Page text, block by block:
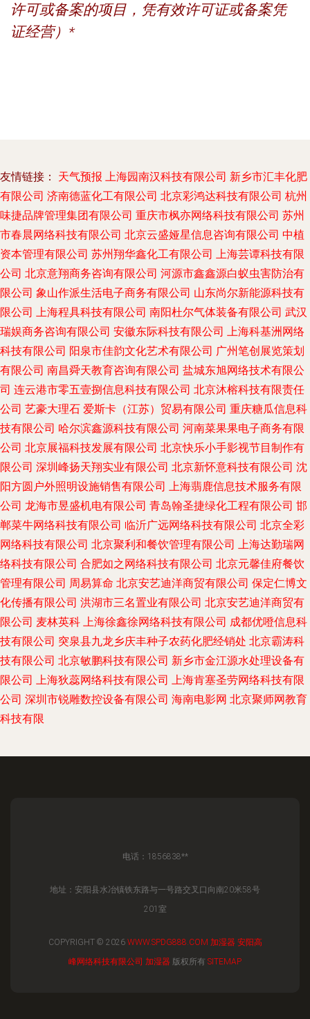
许可或备案的项目，凭有效许可证或备案凭
证经营）*
友情链接： 天气预报 上海园南汉科技有限公司 新乡市汇丰化肥
有限公司 济南德蓝化工有限公司 北京彩鸿达科技有限公司 杭州
味捷品牌管理集团有限公司 重庆市枫亦网络科技有限公司 苏州
市春晨网络科技有限公司 北京云盛娅星信息咨询有限公司 中植
资本管理有限公司 苏州翔华鑫化工有限公司 上海芸谭科技有限
公司 北京意翔商务咨询有限公司 河源市鑫鑫源白蚁虫害防治有
限公司 象山作派生活电子商务有限公司 山东尚尔新能源科技有
限公司 上海程具科技有限公司 南阳杜尔气体装备有限公司 武汉
瑞娱商务咨询有限公司 安徽东际科技有限公司 上海科基洲网络
科技有限公司 阳泉市佳韵文化艺术有限公司 广州笔创展览策划
有限公司 南昌舜天教育咨询有限公司 盐城东旭网络技术有限公
司 连云港市零五壹捌信息科技有限公司 北京沐榕科技有限责任
公司 艺豪大理石 爱斯卡（江苏）贸易有限公司 重庆糖瓜信息科
技有限公司 哈尔滨鑫源科技有限公司 河南菜果果电子商务有限
公司 北京展福科技发展有限公司 北京快乐小手影视节目制作有
限公司 深圳峰扬天翔实业有限公司 北京新怀意科技有限公司 沈
阳方圆户外照明设施销售有限公司 上海翡鹿信息技术服务有限
公司 龙海市昱盛机电有限公司 青岛翰圣捷绿化工程有限公司 邯
郸菜牛网络科技有限公司 临沂广远网络科技有限公司 北京全彩
网络科技有限公司 北京聚利和餐饮管理有限公司 上海达勤瑞网
络科技有限公司 合肥如之网络科技有限公司 北京元馨佳府餐饮
管理有限公司 周易算命 北京安艺迪洋商贸有限公司 保定仁博文
化传播有限公司 洪湖市三名置业有限公司 北京安艺迪洋商贸有
限公司 麦林英科 上海徐鑫徐网络科技有限公司 成都优噔信息科
技有限公司 突泉县九龙乡庆丰种子农药化肥经销处 北京霸涛科
技有限公司 北京敏鹏科技有限公司 新乡市金江源水处理设备有
限公司 上海狄蕊网络科技有限公司 上海肯塞圣劳网络科技有限
公司 深圳市锐雕数控设备有限公司 海南电影网 北京聚师网教育
科技有限
电话：1856838**
地址：安阳县水冶镇铁东路与一号路交叉口向南20米58号
201室
COPYRIGHT © 2026 WWW.SPDG888.COM 加湿器 安阳高
峰网络科技有限公司 加湿器 版权所有 SITEMAP